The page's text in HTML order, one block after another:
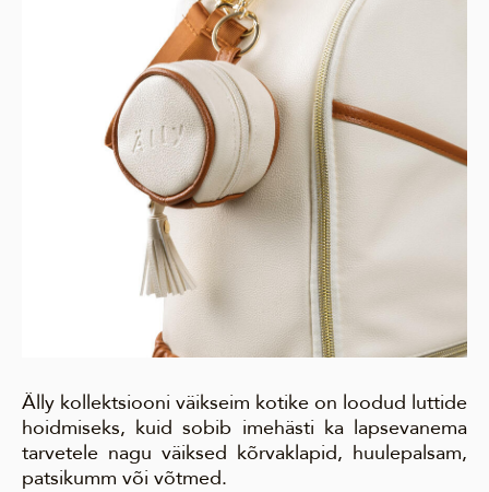
Älly kollektsiooni väikseim kotike on loodud luttide
hoidmiseks, kuid sobib imehästi ka lapsevanema
tarvetele nagu väiksed kõrvaklapid, huulepalsam,
patsikumm või võtmed.